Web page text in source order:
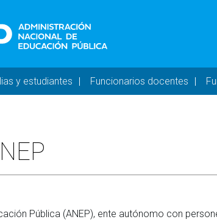
principal - DESKTOP
y estudiantes Funcionarios docentes
Pública (ANEP), ente autónomo con